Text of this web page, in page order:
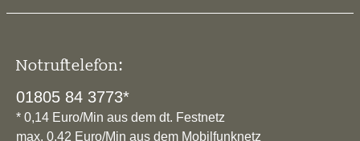
Notruftelefon:
01805 84 3773*
* 0,14 Euro/Min aus dem dt. Festnetz
max. 0,42 Euro/Min aus dem Mobilfunknetz